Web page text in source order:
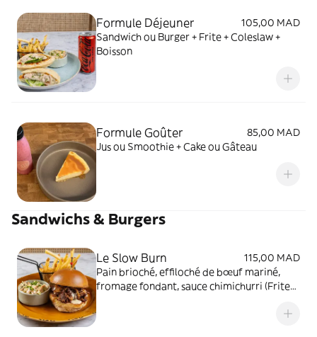
Formule Déjeuner
105,00 MAD
Sandwich ou Burger + Frite + Coleslaw +
Boisson
Formule Goûter
85,00 MAD
Jus ou Smoothie + Cake ou Gâteau
Sandwichs & Burgers
Le Slow Burn
115,00 MAD
Pain brioché, effiloché de bœuf mariné,
fromage fondant, sauce chimichurri (Frites